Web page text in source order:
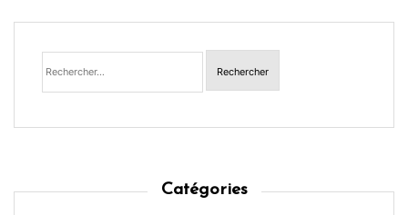
Rechercher :
Catégories